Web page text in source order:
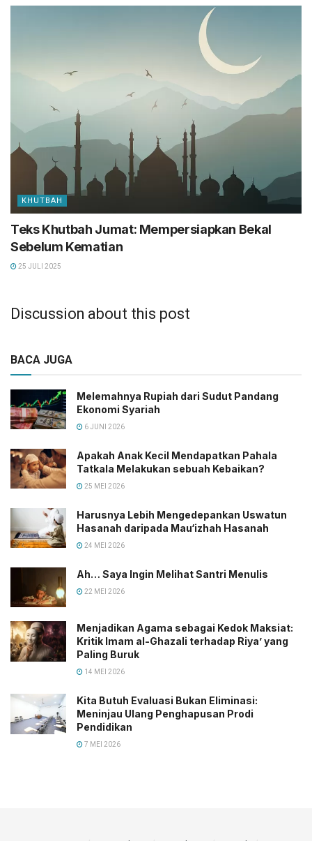
KHUTBAH
Teks Khutbah Jumat: Mempersiapkan Bekal
Sebelum Kematian
25 JULI 2025
Discussion about this post
BACA JUGA
Melemahnya Rupiah dari Sudut Pandang
Ekonomi Syariah
6 JUNI 2026
Apakah Anak Kecil Mendapatkan Pahala
Tatkala Melakukan sebuah Kebaikan?
25 MEI 2026
Harusnya Lebih Mengedepankan Uswatun
Hasanah daripada Mau‘izhah Hasanah
24 MEI 2026
Ah… Saya Ingin Melihat Santri Menulis
22 MEI 2026
Menjadikan Agama sebagai Kedok Maksiat:
Kritik Imam al-Ghazali terhadap Riya’ yang
Paling Buruk
14 MEI 2026
Kita Butuh Evaluasi Bukan Eliminasi:
Meninjau Ulang Penghapusan Prodi
Pendidikan
7 MEI 2026